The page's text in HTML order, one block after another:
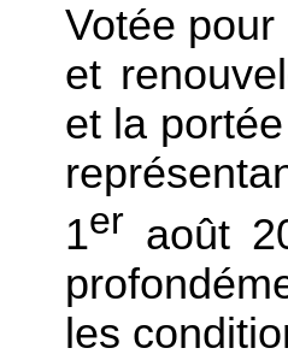
Votée
et
et la
1er août
les